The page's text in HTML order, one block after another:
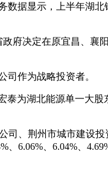
数据显示，上半年湖北
府决定在原宜昌、襄
作为战略投资者。
为湖北能源单一大股
司、荆州市城市建设投
6.06%、6.04%、4.69%